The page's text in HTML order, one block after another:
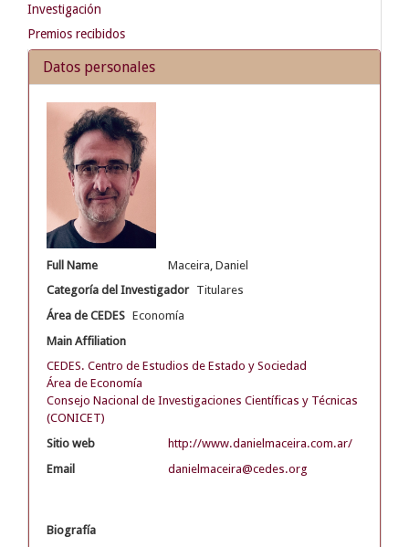
Investigación
Premios recibidos
Datos personales
Full Name
Maceira, Daniel
Categoría del Investigador Titulares
Área de CEDES Economía
Main Affiliation
CEDES. Centro de Estudios de Estado y Sociedad
Área de Economía
Consejo Nacional de Investigaciones Científicas y Técnicas
(CONICET)
Sitio web
http://www.danielmaceira.com.ar/
Email
danielmaceira@cedes.org
Biografía